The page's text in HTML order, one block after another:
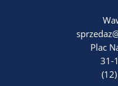
Plac
31-